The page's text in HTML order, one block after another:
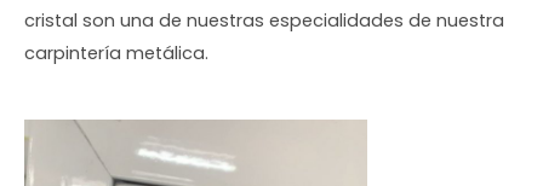
cristal son una de nuestras especialidades de nuestra
carpintería metálica.